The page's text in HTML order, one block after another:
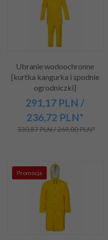
Ubranie wodoochronne
[kurtka kangurka i spodnie
ogrodniczki]
291,17 PLN /
236,72 PLN*
330,87 PLN / 269,00 PLN*
Promocja